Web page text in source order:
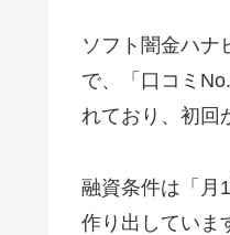
ソフト闇金ハナ
で、「口コミ
れており、初回
融資条件は「月
作り出していま